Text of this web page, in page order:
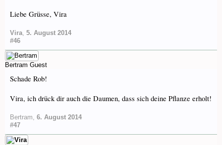
Liebe Grüsse, Vira
Vira, 5. August 2014
#46
Bertram Guest
Schade Rob!
Vira, ich drück dir auch die Daumen, dass sich deine Pflanze erholt!
Bertram, 6. August 2014
#47